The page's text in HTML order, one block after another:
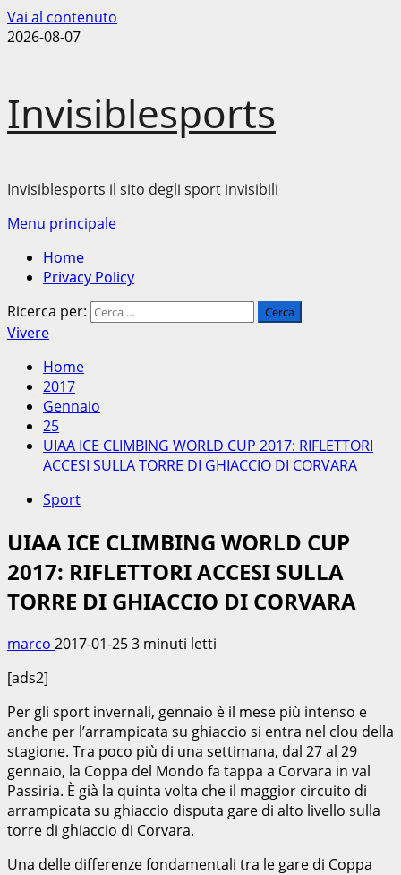
Vai al contenuto
2026-08-07
Invisiblesports
Invisiblesports il sito degli sport invisibili
Menu principale
Home
Privacy Policy
Ricerca per:
Vivere
Home
2017
Gennaio
25
UIAA ICE CLIMBING WORLD CUP 2017: RIFLETTORI
ACCESI SULLA TORRE DI GHIACCIO DI CORVARA
Sport
UIAA ICE CLIMBING WORLD CUP
2017: RIFLETTORI ACCESI SULLA
TORRE DI GHIACCIO DI CORVARA
marco 2017-01-253 minuti letti
[ads2]
Per gli sport invernali, gennaio è il mese più intenso e
anche per l’arrampicata su ghiaccio si entra nel clou della
stagione. Tra poco più di una settimana, dal 27 al 29
gennaio, la Coppa del Mondo fa tappa a Corvara in val
Passiria. È già la quinta volta che il maggior circuito di
arrampicata su ghiaccio disputa gare di alto livello sulla
torre di ghiaccio di Corvara.
Una delle differenze fondamentali tra le gare di Coppa